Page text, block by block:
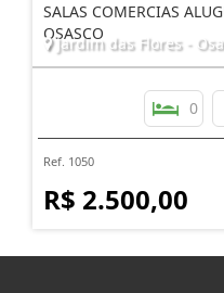
SALAS COMERCIAS
OSASCO
Jardim das Flores -
0
Ref. 1050
R$ 2.500,00